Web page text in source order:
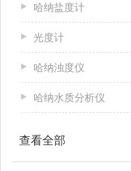
哈纳盐度计
光度计
哈纳浊度仪
哈纳水质分析仪
查看全部